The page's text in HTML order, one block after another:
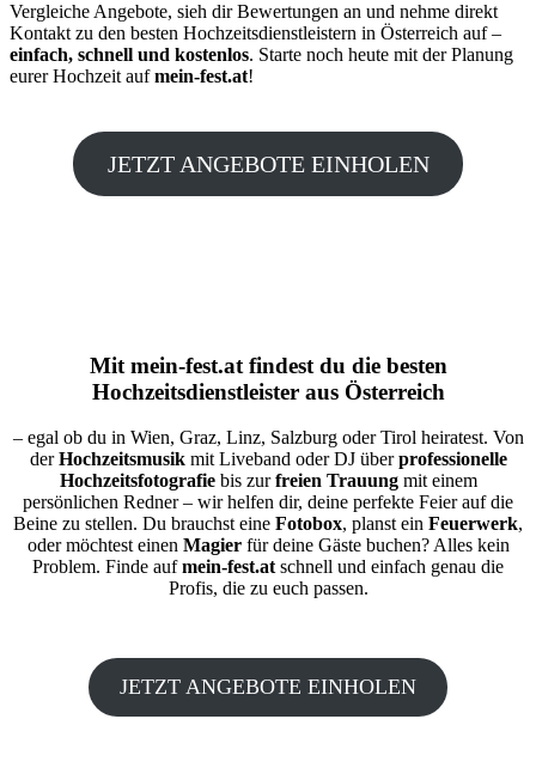
Vergleiche Angebote, sieh dir Bewertungen an und nehme direkt
Kontakt zu den besten Hochzeitsdienstleistern in Österreich auf –
einfach, schnell und kostenlos. Starte noch heute mit der Planung
eurer Hochzeit aufmein-fest.at!
JETZT ANGEBOTE EINHOLEN
Mit mein-fest.atfindest du die besten
Hochzeitsdienstleister aus Österreich
– egal ob du in Wien, Graz, Linz, Salzburg oder Tirol heiratest. Von
derHochzeitsmusikmit Liveband oder DJ überprofessionelle
Hochzeitsfotografiebis zurfreien Trauungmit einem
persönlichen Redner – wir helfen dir, deine perfekte Feier auf die
Beine zu stellen. Du brauchst eine Fotobox, planst ein Feuerwerk,
oder möchtest einen Magierfür deine Gäste buchen? Alles kein
Problem. Finde aufmein-fest.atschnell und einfach genau die
Profis, die zu euch passen.
JETZT ANGEBOTE EINHOLEN